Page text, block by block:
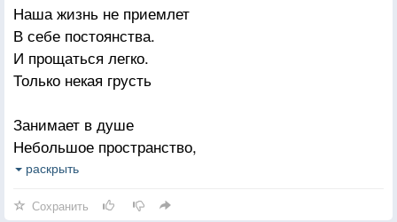
Наша жизнь не приемлет
В себе постоянства.
И прощаться легко.
Только некая грусть
Занимает в душе
Небольшое пространство,
Если сверху смотреть
раскрыть
Сохранить